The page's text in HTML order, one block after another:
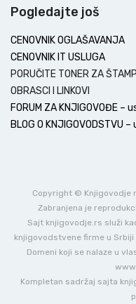
Pogledajte još
CENOVNIK OGLAŠAVANJA
CENOVNIK IT USLUGA
PORUČITE TONER ZA
OBRASCI I LINKOVI
FORUM ZA KNJIGOVOĐE –
BLOG O KNJIGOVODSTVU –
Copyright © Knjigovodje
Zabranjena je
Sajt knjigovodje.rs služi
knjigovodstvene firme u
Domeni koji se nalaze u
Kompletan sadržaj sajta